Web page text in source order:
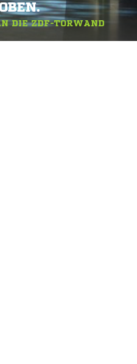
DIE ZDF-TORWAND